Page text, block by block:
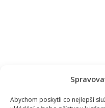
Abychom poskytli co nejlepší